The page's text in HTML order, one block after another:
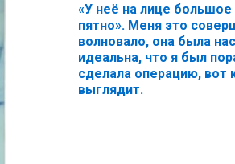
«У неё на лице
пятно». Меня это
волновало, она была
идеальна, что я был
сделала операцию, вот
выглядит.